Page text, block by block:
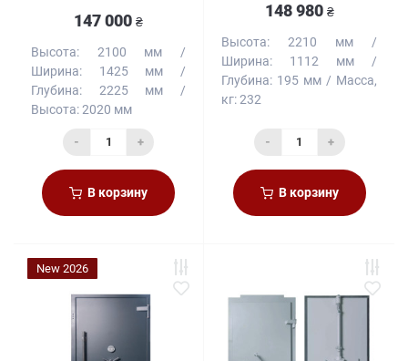
147 000 ₴
Высота:
2100 мм
Ширина:
1425 мм
Глубина:
2225 мм
Высота:2020 мм
- +
В корзину
148 980 ₴
Высота:
2210 мм
Ширина:
1112 мм
Глубина: 195 мм
Масса,
кг:232
- +
В корзину
New 2026